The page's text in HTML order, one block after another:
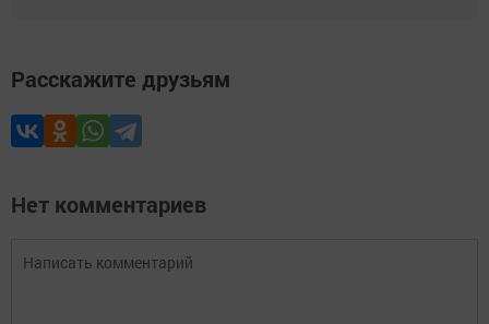
Расскажите друзьям
Нет комментариев